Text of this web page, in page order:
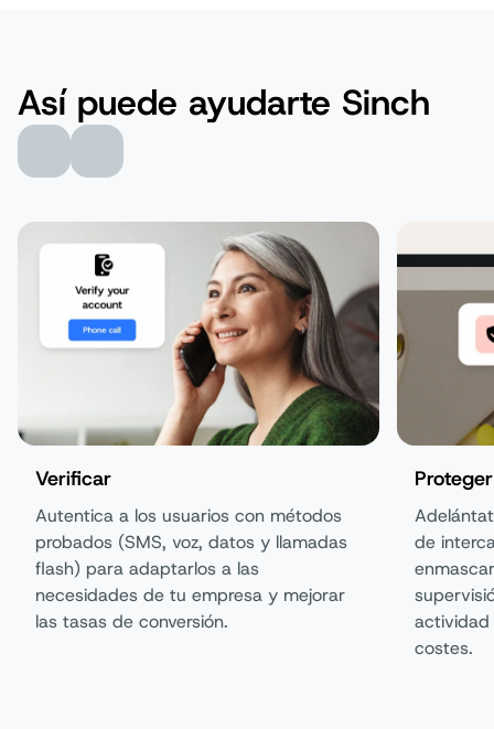
Así puede ayudarte Sinch
Verificar
Autentica a los usuarios con métodos
probados (SMS, voz, datos y llamadas
flash) para adaptarlos a las
necesidades de tu empresa y mejorar
las tasas de conversión.
Proteger
de
actividad
costes.